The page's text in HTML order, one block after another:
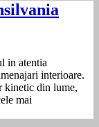
in atentia
interioare.
kinetic din lume,
mai